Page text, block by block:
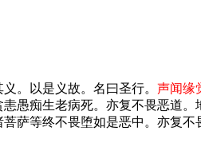
。以是义故。名曰圣行。 声闻缘
愚痴生老病死。亦复不畏恶道
萨等终不畏堕如是恶中。亦复不